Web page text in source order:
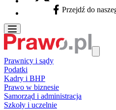
Facebook - otwiera się w
Przejdź do
Prawnicy i sądy
Podatki
Kadry i BHP
Prawo w biznesie
Samorząd i administracja
Szkoły i uczelnie